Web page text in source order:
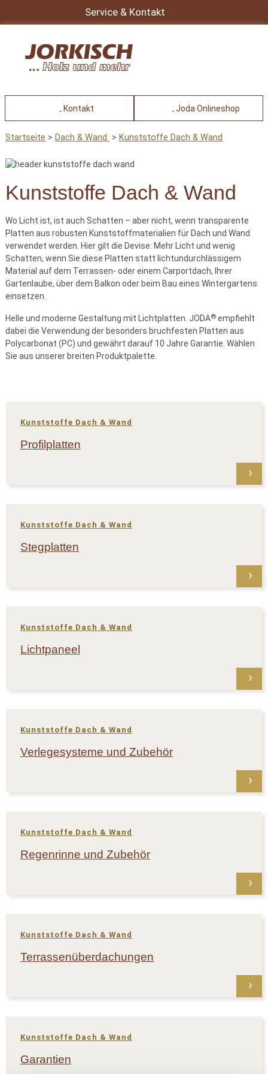
Service & Kontakt
Kontakt Joda Onlineshop
Startseite Dach & Wand Kunststoffe Dach & Wand
Kunststoffe Dach & Wand
Wo Licht ist, ist auch Schatten – aber nicht, wenn transparente
Platten aus robusten Kunststoffmaterialien für Dach und Wand
verwendet werden. Hier gilt die Devise: Mehr Licht und wenig
Schatten, wenn Sie diese Platten statt lichtundurchlässigem
Material auf dem Terrassen- oder einem Carportdach, Ihrer
Gartenlaube, über dem Balkon oder beim Bau eines Wintergartens
einsetzen.
Helle und moderne Gestaltung mit Lichtplatten. JODA® empfiehlt
dabei die Verwendung der besonders bruchfesten Platten aus
Polycarbonat (PC) und gewährt darauf 10 Jahre Garantie. Wählen
Sie aus unserer breiten Produktpalette.
Kunststoffe Dach & Wand
Profilplatten
Kunststoffe Dach & Wand
Stegplatten
Kunststoffe Dach & Wand
Lichtpaneel
Kunststoffe Dach & Wand
Verlegesysteme und Zubehör
Kunststoffe Dach & Wand
Regenrinne und Zubehör
Kunststoffe Dach & Wand
Terrassenüberdachungen
Kunststoffe Dach & Wand
Garantien